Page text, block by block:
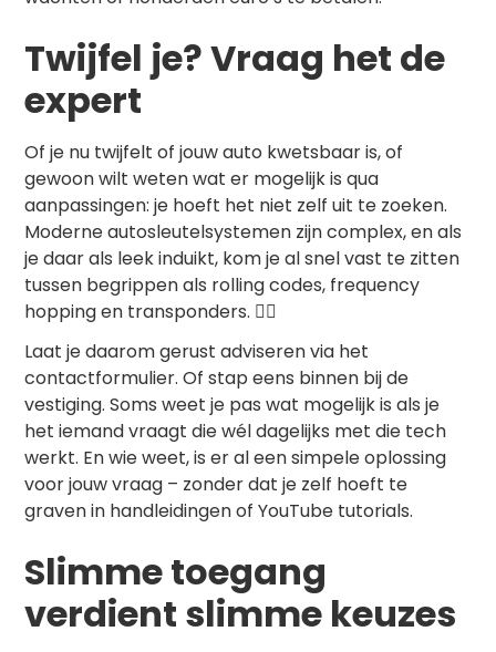
Twijfel je? Vraag het de
expert
Of je nu twijfelt of jouw auto kwetsbaar is, of
gewoon wilt weten wat er mogelijk is qua
aanpassingen: je hoeft het niet zelf uit te zoeken.
Moderne autosleutelsystemen zijn complex, en als
je daar als leek induikt, kom je al snel vast te zitten
tussen begrippen als rolling codes, frequency
hopping en transponders. 😵‍💫
Laat je daarom gerust adviseren via het
contactformulier. Of stap eens binnen bij de
vestiging. Soms weet je pas wat mogelijk is als je
het iemand vraagt die wél dagelijks met die tech
werkt. En wie weet, is er al een simpele oplossing
voor jouw vraag – zonder dat je zelf hoeft te
graven in handleidingen of YouTube tutorials.
Slimme toegang
verdient slimme keuzes